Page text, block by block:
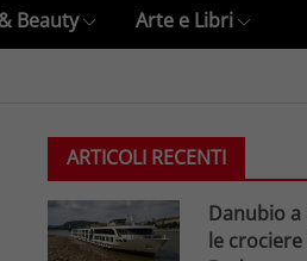
Beauty Arte e Libri
ARTICOLI RECENTI
Danubio
le